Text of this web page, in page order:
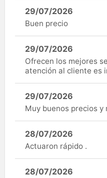
29/07/2026
Buen precio
29/07/2026
Ofrecen los mejores
atención al cliente es
29/07/2026
Muy buenos precios y
28/07/2026
Actuaron rápido .
28/07/2026